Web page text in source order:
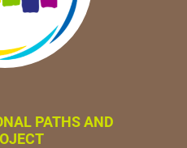
PATHS AND